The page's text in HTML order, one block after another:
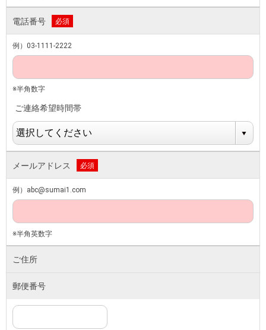
電話番号 必須
例）03-1111-2222
※半角数字
ご連絡希望時間帯
メールアドレス 必須
例）abc@sumai1.com
※半角英数字
ご住所
郵便番号